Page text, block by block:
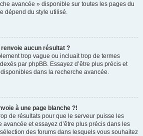
avancée » disponible sur toutes les pages du
dépend du style utilisé.
aucun résultat ?
trop vague ou incluait trop de termes
par phpBB. Essayez d’être plus précis et
dans la recherche avancée.
à une page blanche ?!
de résultats pour que le serveur puisse les
avancée et essayez d’être plus précis dans les
des forums dans lesquels vous souhaitez